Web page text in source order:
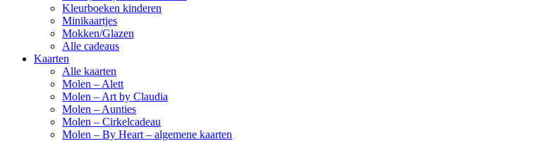
Kleurboeken kinderen
Minikaartjes
Mokken/Glazen
Alle cadeaus
Kaarten
Alle kaarten
Molen – Alett
Molen – Art by Claudia
Molen – Aunties
Molen – Cirkelcadeau
Molen – By Heart – algemene kaarten